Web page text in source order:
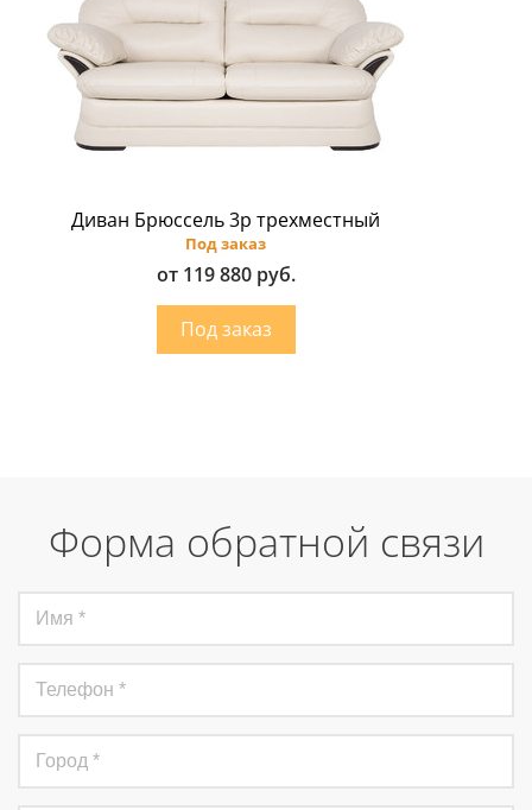
Диван Брюссель 3p трехместный
Под заказ
от 119 880 руб.
Форма обратной связи